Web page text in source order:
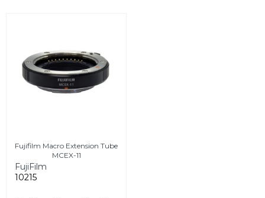
Fujifilm Macro Extension Tube
MCEX-11
FujiFilm
10215